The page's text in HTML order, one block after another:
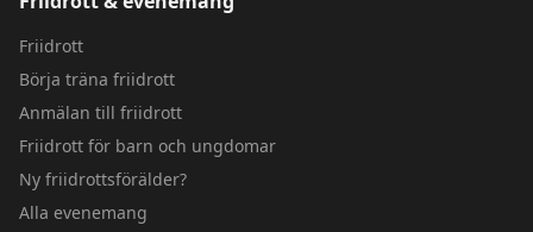
Friidrott
Börja träna friidrott
Anmälan till friidrott
Friidrott för barn och ungdomar
Ny friidrottsförälder?
Alla evenemang